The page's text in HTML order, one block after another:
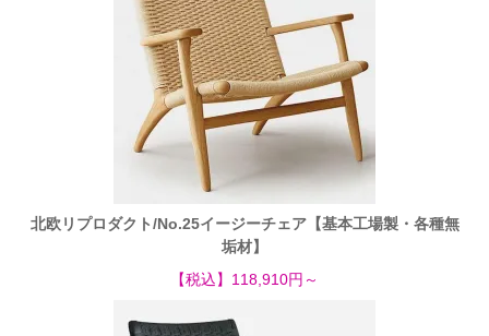
北欧リプロダクト/No.25イージーチェア【基本工場製・各種無
垢材】
【税込】118,910円～